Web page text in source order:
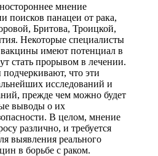
мнение
поисков панацеи от рака,
Бритова, Троицкой,
Некоторые специалисты
имеют потенциал в
стать прорывом в лечении.
что эти
исследований и
прежде чем можно будет
выводы о их
В целом, мнение
различно, и требуется
выявления реального
в борьбе с раком.